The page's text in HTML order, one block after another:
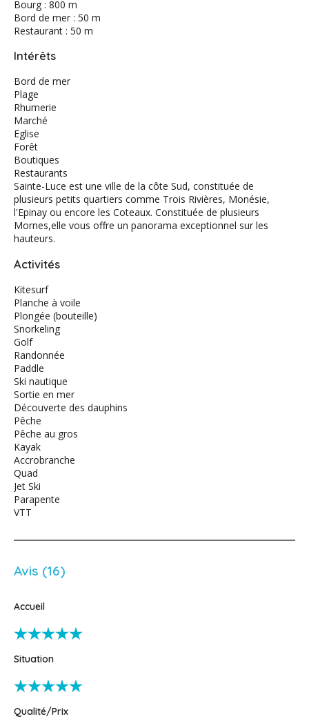
Bourg : 800 m
Bord de mer : 50 m
Restaurant : 50 m
Intérêts
Bord de mer
Plage
Rhumerie
Marché
Eglise
Forêt
Boutiques
Restaurants
Sainte-Luce est une ville de la côte Sud, constituée de
plusieurs petits quartiers comme Trois Rivières, Monésie,
l'Epinay ou encore les Coteaux. Constituée de plusieurs
Mornes,elle vous offre un panorama exceptionnel sur les
hauteurs.
Activités
Kitesurf
Planche à voile
Plongée (bouteille)
Snorkeling
Golf
Randonnée
Paddle
Ski nautique
Sortie en mer
Découverte des dauphins
Pêche
Pêche au gros
Kayak
Accrobranche
Quad
Jet Ski
Parapente
VTT
Avis (16)
Accueil
Situation
Qualité/Prix